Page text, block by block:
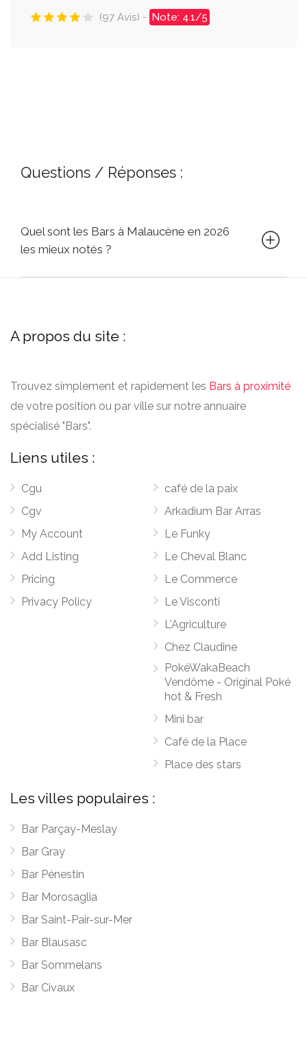
(97 Avis) - Note: 4.1/5
Questions / Réponses :
Quel sont les Bars à Malaucène en 2026
les mieux notés ?
A propos du site :
Trouvez simplement et rapidement les Bars à proximité
de votre position ou par ville sur notre annuaire
spécialisé "Bars".
Liens utiles :
Cgu
Cgv
My Account
Add Listing
Pricing
Privacy Policy
café de la paix
Arkadium Bar Arras
Le Funky
Le Cheval Blanc
Le Commerce
Le Visconti
L'Agriculture
Chez Claudine
PokéWakaBeach
Vendôme - Original Poké
hot & Fresh
Mini bar
Café de la Place
Place des stars
Les villes populaires :
Bar Parçay-Meslay
Bar Gray
Bar Pénestin
Bar Morosaglia
Bar Saint-Pair-sur-Mer
Bar Blausasc
Bar Sommelans
Bar Civaux